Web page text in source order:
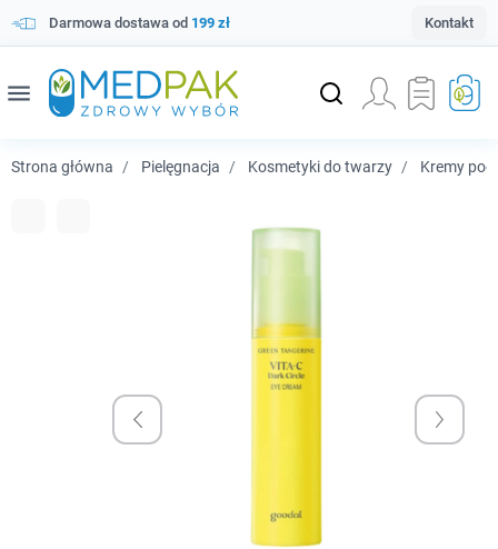
Darmowa dostawa od 199 zł Kontakt
menu
Strona główna Pielęgnacja Kosmetyki do twarzy Kremy